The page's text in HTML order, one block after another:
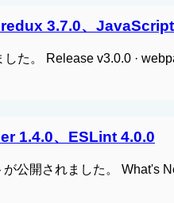
3.7.0、JavaScript
た。 Release v3.0.0 ·
1.4.0、ESLint 4.0.0
公開されました。 What's